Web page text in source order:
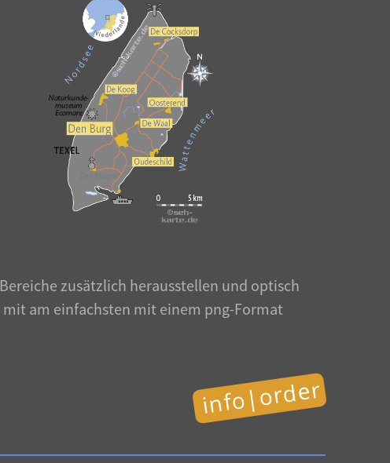
zusätzlich herausstellen und optisch
am einfachsten mit einem png-Format
info|order